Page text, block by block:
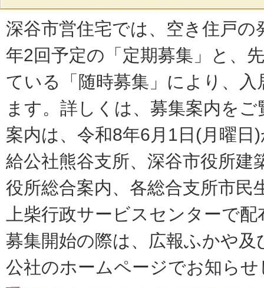
深谷市営住宅では、空き住戸の
年2回予定の「定期募集」と、
ている「随時募集」により、
ます。詳しくは、募集案内を
案内は、令和8年6月1日(月曜日
給公社熊谷支所、深谷市役所建
役所総合案内、各総合支所市民
上柴行政サービスセンターで
募集開始の際は、広報ふかや及
公社のホームページでお知ら